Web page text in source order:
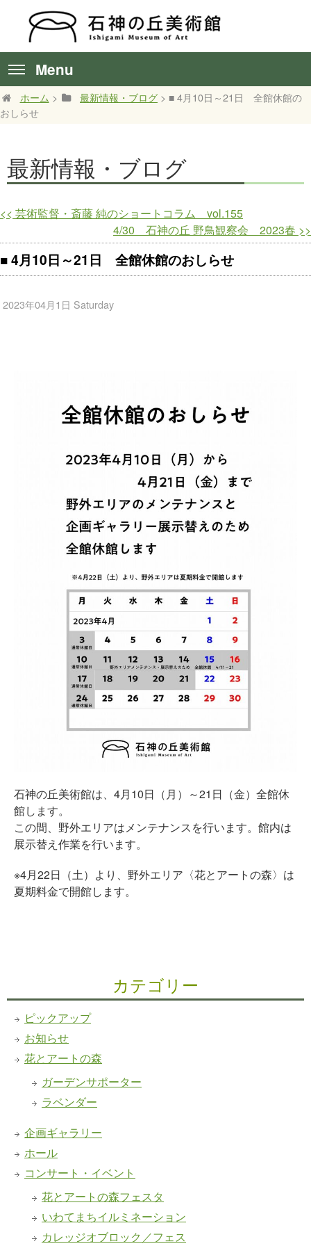
Menu
ホーム > 最新情報・ブログ > ■ 4月10日～21日 全館休館の
おしらせ
最新情報・ブログ
<< 芸術監督・斎藤 純のショートコラム vol.155
4/30 石神の丘 野鳥観察会 2023春 >>
■ 4月10日～21日 全館休館のおしらせ
2023年04月1日 Saturday
石神の丘美術館は、4月10日（月）～21日（金）全館休
館します。
この間、野外エリアはメンテナンスを行います。館内は
展示替え作業を行います。
※4月22日（土）より、野外エリア〈花とアートの森〉は
夏期料金で開館します。
カテゴリー
ピックアップ
お知らせ
花とアートの森
ガーデンサポーター
ラベンダー
企画ギャラリー
ホール
コンサート・イベント
花とアートの森フェスタ
いわてまちイルミネーション
カレッジオブロック／フェス